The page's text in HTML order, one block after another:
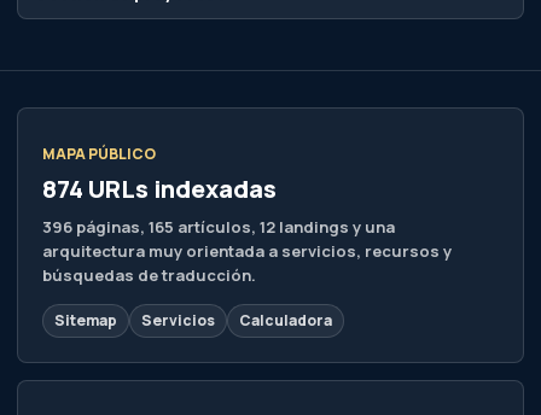
MAPA PÚBLICO
874 URLs indexadas
396 páginas, 165 artículos, 12 landings y una
arquitectura muy orientada a servicios, recursos y
búsquedas de traducción.
Sitemap Servicios Calculadora